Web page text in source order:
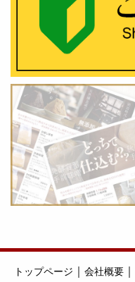
トップページ ｜ 会社概要 ｜